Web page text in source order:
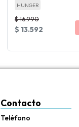
HUNGER
$ 16.990
$ 13.592
Contacto
Teléfono